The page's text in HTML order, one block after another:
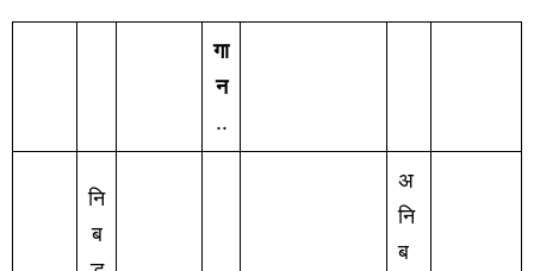
गा
न
..
नि
ब
अ
नि
ब